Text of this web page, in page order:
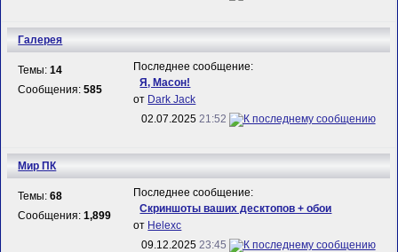
Галерея
Темы:14
Сообщения:585
Последнее сообщение:
Я, Масон!
от Dark Jack
02.07.2025 21:52
Мир ПК
Темы:68
Сообщения:1,899
Последнее сообщение:
Скриншоты ваших десктопов + обои
от Helexc
09.12.2025 23:45